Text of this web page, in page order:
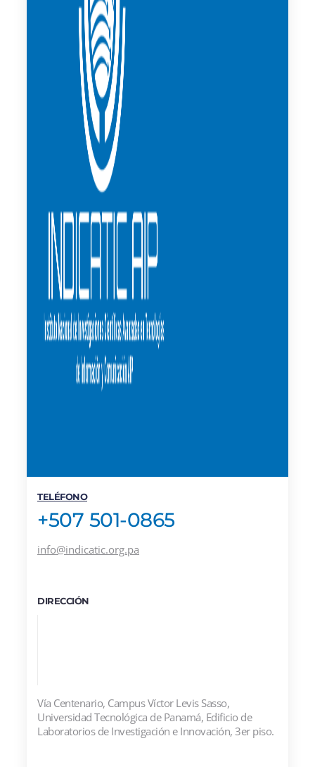
TELÉFONO
+507 501-0865
info@indicatic.org.pa
DIRECCIÓN
Vía Centenario, Campus Víctor Levis Sasso,
Universidad Tecnológica de Panamá, Edificio de
Laboratorios de Investigación e Innovación, 3er piso.